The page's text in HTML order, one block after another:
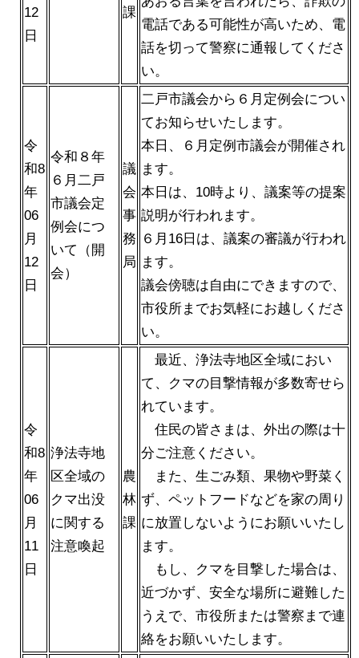
12
日
課
電話である可能性が高いため、電
話を切って警察に通報してくださ
い。
令
和8
年
06
月
12
日
令和８年
６月二戸
市議会定
例会につ
いて（開
会）
議
会
事
務
局
二戸市議会から６月定例会につい
てお知らせいたします。
本日、６月定例市議会が開催され
ます。
本日は、10時より、議案等の提案
説明が行われます。
６月16日は、議案の審議が行われ
ます。
議会傍聴は自由にできますので、
市役所までお気軽にお越しくださ
い。
令
和8
年
06
月
11
日
浄法寺地
区全域の
クマ出没
に関する
注意喚起
農
林
課
最近、浄法寺地区全域におい
て、クマの目撃情報が多数寄せら
れています。
住民の皆さまは、外出の際は十
分ご注意ください。
また、生ごみ類、果物や野菜く
ず、ペットフードなどを家の周り
に放置しないようにお願いいたし
ます。
もし、クマを目撃した場合は、
近づかず、安全な場所に避難した
うえで、市役所または警察まで連
絡をお願いいたします。